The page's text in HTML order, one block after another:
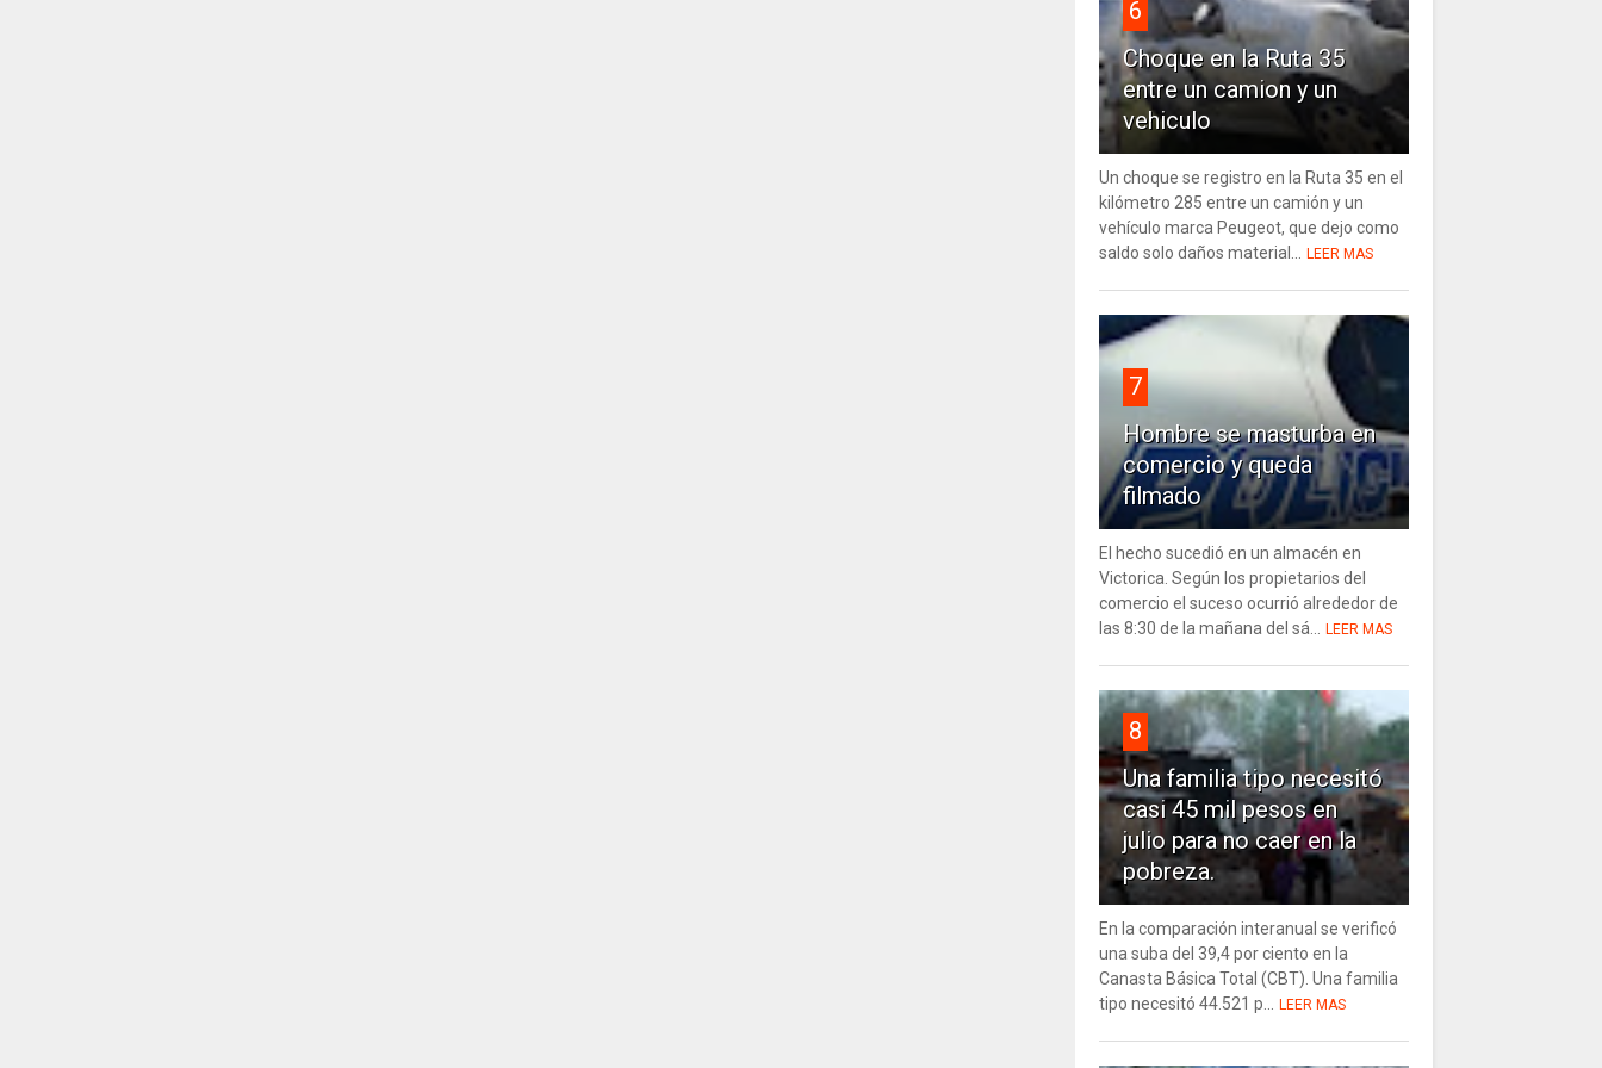
6
Choque en la Ruta 35
entre un camion y un
vehiculo
Un choque se registro en la Ruta 35 en el
kilómetro 285 entre un camión y un
vehículo marca Peugeot, que dejo como
saldo solo daños material... LEER MAS
7
Hombre se masturba en
comercio y queda
filmado
El hecho sucedió en un almacén en
Victorica. Según los propietarios del
comercio el suceso ocurrió alrededor de
las 8:30 de la mañana del sá... LEER MAS
8
Una familia tipo necesitó
casi 45 mil pesos en
julio para no caer en la
pobreza.
En la comparación interanual se verificó
una suba del 39,4 por ciento en la
Canasta Básica Total (CBT). Una familia
tipo necesitó 44.521 p... LEER MAS